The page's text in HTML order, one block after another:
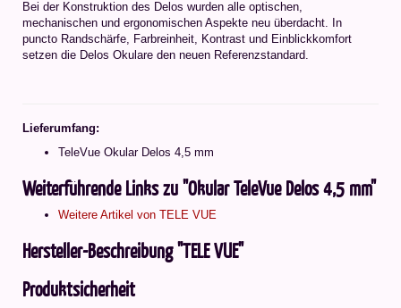
Bei der Konstruktion des Delos wurden alle optischen,
mechanischen und ergonomischen Aspekte neu überdacht. In
puncto Randschärfe, Farbreinheit, Kontrast und Einblickkomfort
setzen die Delos Okulare den neuen Referenzstandard.
Lieferumfang:
TeleVue Okular Delos 4,5 mm
Weiterführende Links zu "Okular TeleVue Delos 4,5 mm"
Weitere Artikel von TELE VUE
Hersteller-Beschreibung "TELE VUE"
Produktsicherheit